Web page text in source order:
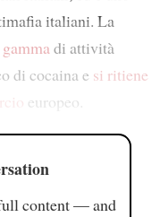
italiani. La
di attività
di cocaina e si ritiene
europeo.
content — and